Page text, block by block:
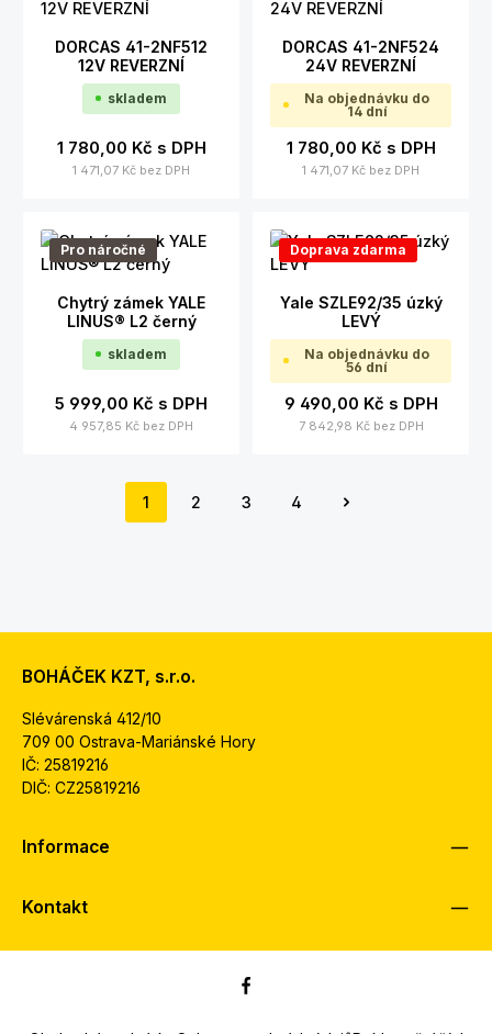
DORCAS 41-2NF512
12V REVERZNÍ
skladem
1 780,00 Kč s DPH
1 471,07 Kč bez DPH
DORCAS 41-2NF524
24V REVERZNÍ
Na objednávku do
14 dní
1 780,00 Kč s DPH
1 471,07 Kč bez DPH
Pro náročné
Chytrý zámek YALE
LINUS® L2 černý
skladem
5 999,00 Kč s DPH
4 957,85 Kč bez DPH
Doprava zdarma
Yale SZLE92/35 úzký
LEVÝ
Na objednávku do
56 dní
9 490,00 Kč s DPH
7 842,98 Kč bez DPH
Strana
1
Strana
2
Strana
3
Strana
4
BOHÁČEK KZT, s.r.o.
Slévárenská 412/10
709 00 Ostrava-Mariánské Hory
IČ: 25819216
DIČ: CZ25819216
Informace
Kontakt